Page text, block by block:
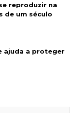
reproduzir na
de um século
ajuda a proteger